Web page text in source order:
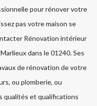
pour rénover votre
pas votre maison se
Rénovation intérieur
dans le 01240. Ses
de rénovation de votre
ou plomberie, ou
qualités et qualifications